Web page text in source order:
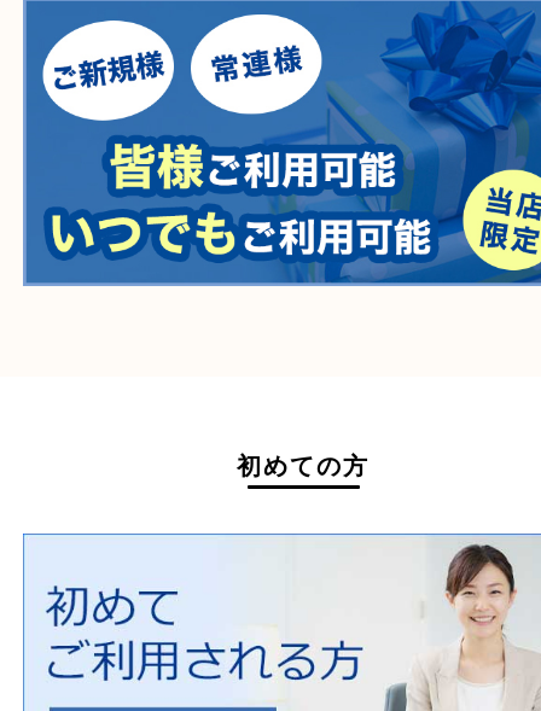
寝具
一部の衣類 一部の家電
自転車 刀剣・銃
医療機器 医薬品
ホームページ特典